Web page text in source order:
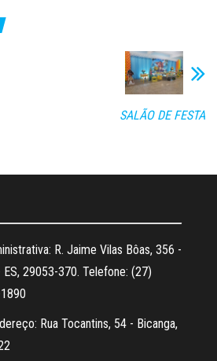
ts
SALÃO DE FESTA
R. Jaime Vilas Bôas, 356 -
29053-370. Telefone: (27)
Rua Tocantins, 54 - Bicanga,